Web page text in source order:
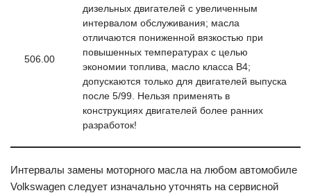
506.00
дизельных двигателей с увеличенным
интервалом обслуживания; масла
отличаются пониженной вязкостью при
повышенных температурах с целью
экономии топлива, масло класса В4;
допускаются только для двигателей выпуска
после 5/99. Нельзя применять в
конструкциях двигателей более ранних
разработок!
Интервалы замены моторного масла на любом автомобиле
Volkswagen следует изначально уточнять на сервисной